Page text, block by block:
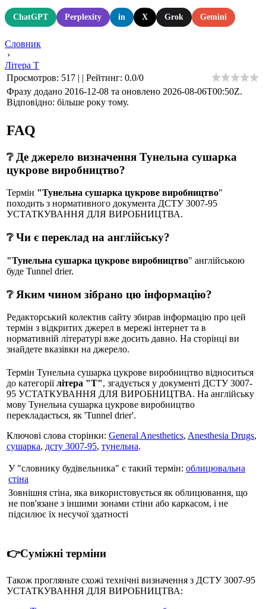
ChatGPT Perplexity in X Grok Gemini
Словник
›
Літера Т
Просмотров: 517 | | Рейтинг: 0.0/0
Фразу додано 2016-12-08 та оновлено 2026-08-06T00:50Z.
Відповідно: більше року тому.
FAQ
❔ Де джерело визначення Тунельна сушарка
цукрове виробництво?
Термін "Тунельна сушарка цукрове виробництво"
походить з нормативного документа ДСТУ 3007-95
УСТАТКУВАННЯ ДЛЯ ВИРОБНИЦТВА.
❔ Чи є переклад на англійську?
"Тунельна сушарка цукрове виробництво" англійською
буде Tunnel drier.
❔ Яким чином зібрано цю інформацію?
Редакторський колектив сайту збирав інформацію про цей
термін з відкритих джерел в мережі інтернет та в
нормативній літературі вже досить давно. На сторінці ви
знайдете вказівки на джерело.
Термін Тунельна сушарка цукрове виробництво відноситься
до категоріїлітера "Т", згадується у документі ДСТУ 3007-
95 УСТАТКУВАННЯ ДЛЯ ВИРОБНИЦТВА. На англійську
мову Тунельна сушарка цукрове виробництво
перекладається, як 'Tunnel drier'.
Ключові слова сторінки: General Anesthetics, Anesthesia Drugs,
сушарка, дсту 3007-95, тунельна.
У "словнику будівельника" є такий термін: облицювальна
стіна
Зовнішня стіна, яка використовується як облицювання, що
не пов'язане з іншими зонами стіни або каркасом, і не
підсилює їх несучої здатності
👉Суміжні терміни
Також прогляньте схожі технічні визначення з ДСТУ 3007-95
УСТАТКУВАННЯ ДЛЯ ВИРОБНИЦТВА: